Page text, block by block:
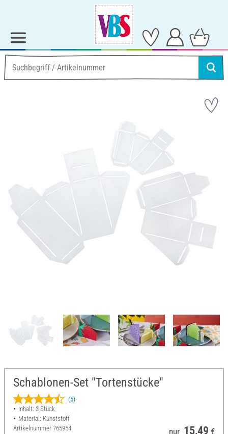
Schablonen-Set "Tortenstücke"
(5)
Inhalt: 3 Stück
Material: Kunststoff
Artikelnummer 765954 nur 15,49 €